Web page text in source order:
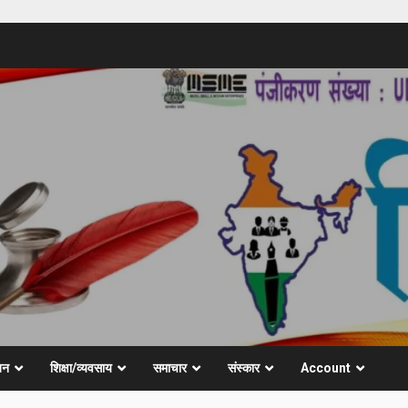
शिक्षा/व्यवसाय समाचार संस्कार Account